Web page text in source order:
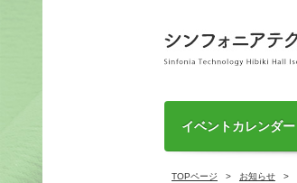
イベントカレンダー
TOPページ お知らせ